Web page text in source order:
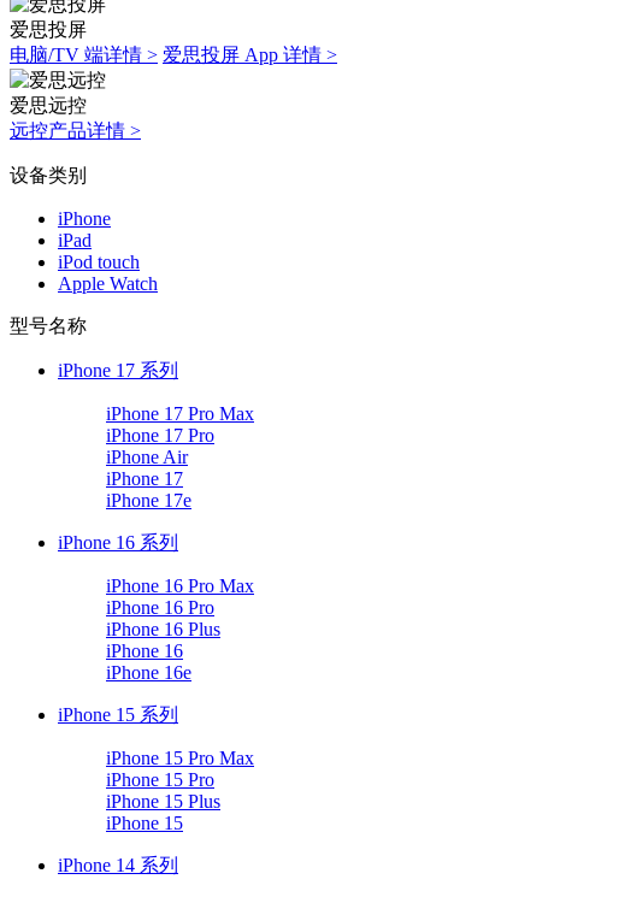
爱思投屏
电脑/TV 端详情 > 爱思投屏 App 详情 >
爱思远控
远控产品详情 >
设备类别
iPhone
iPad
iPod touch
Apple Watch
型号名称
iPhone 17 系列
iPhone 17 Pro Max
iPhone 17 Pro
iPhone Air
iPhone 17
iPhone 17e
iPhone 16 系列
iPhone 16 Pro Max
iPhone 16 Pro
iPhone 16 Plus
iPhone 16
iPhone 16e
iPhone 15 系列
iPhone 15 Pro Max
iPhone 15 Pro
iPhone 15 Plus
iPhone 15
iPhone 14 系列